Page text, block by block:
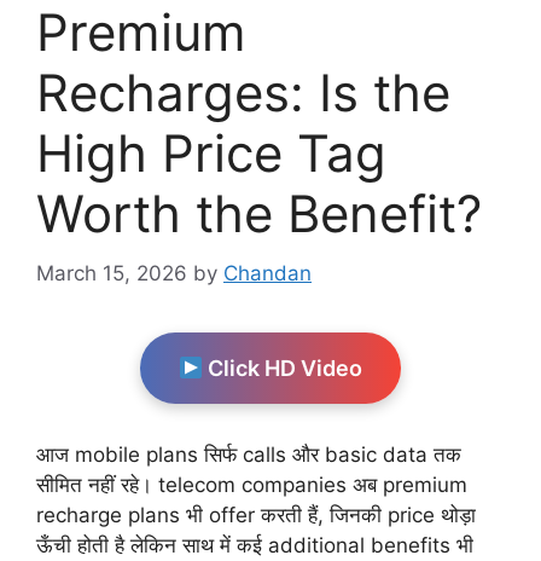
Premium
Recharges: Is the
High Price Tag
Worth the Benefit?
March 15, 2026 by Chandan
Click HD Video
आज mobile plans सिर्फ calls और basic data तक
सीमित नहीं रहे। telecom companies अब premium
recharge plans भी offer करती हैं, जिनकी price थोड़ा
ऊँची होती है लेकिन साथ में कई additional benefits भी